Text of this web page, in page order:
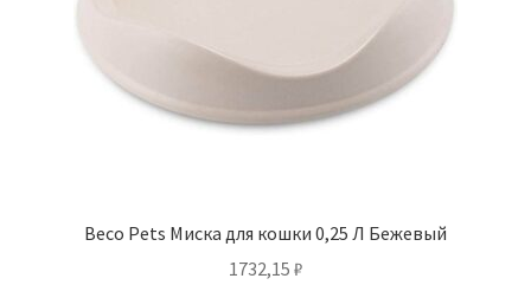
Beco Pets Миска для кошки 0,25 Л Бежевый
1732,15 ₽